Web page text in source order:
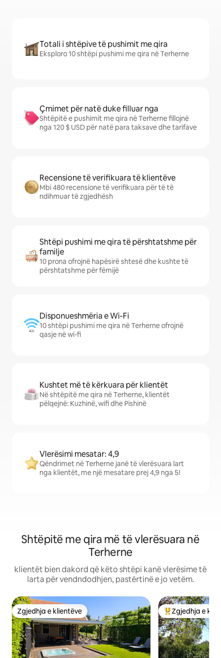
Totali i shtëpive të pushimit me qira
Eksploro 10 shtëpi pushimi me qira në Terherne
Çmimet për natë duke filluar nga
Shtëpitë e pushimit me qira në Terherne fillojnë
nga 120 $ USD për natë para taksave dhe tarifave
Recensione të verifikuara të klientëve
Mbi 480 recensione të verifikuara për të të
ndihmuar të zgjedhësh
Shtëpi pushimi me qira të përshtatshme për
familje
10 prona ofrojnë hapësirë shtesë dhe kushte të
përshtatshme për fëmijë
Disponueshmëria e Wi-Fi
10 shtëpi pushimi me qira në Terherne ofrojnë
qasje në wi-fi
Kushtet më të kërkuara për klientët
Në shtëpitë me qira në Terherne, klientët
pëlqejnë: Kuzhinë, wifi dhe Pishinë
Vlerësimi mesatar: 4,9
Qëndrimet në Terherne janë të vlerësuara lart
nga klientët, me një mesatare prej 4,9 nga 5!
Shtëpitë me qira më të vlerësuara në
Terherne
klientët bien dakord që këto shtëpi kanë vlerësime të
larta për vendndodhjen, pastërtinë e jo vetëm.
Zgjedhja e klientëve
Zgjedhja e klientëve Më të mirat e
Zgjedhja e